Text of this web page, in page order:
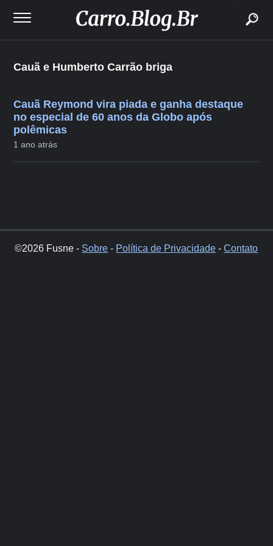
Cauã e Humberto Carrão briga
Cauã Reymond vira piada e ganha destaque
no especial de 60 anos da Globo após
polêmicas
1 ano atrás
©2026 Fusne - Sobre - Política de Privacidade -Contato